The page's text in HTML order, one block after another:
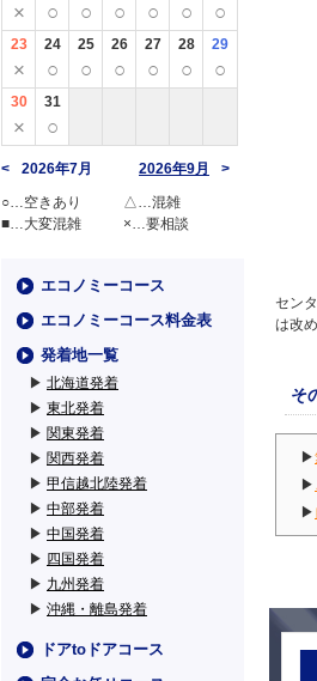
セン
は改
そ
▶
▶
▶
× ○ ○ ○ ○ ○ ○
23
×
24
○
25
○
26
○
27
○
28
○
29
○
30
×
31
○
2026年7月
2026年9月
○…空きあり
△…混雑
■…大変混雑
×…要相談
エコノミーコース
エコノミーコース料金表
発着地一覧
▶ 北海道発着
▶ 東北発着
▶ 関東発着
▶ 関西発着
▶ 甲信越北陸発着
▶ 中部発着
▶ 中国発着
▶ 四国発着
▶ 九州発着
▶ 沖縄・離島発着
ドアtoドアコース